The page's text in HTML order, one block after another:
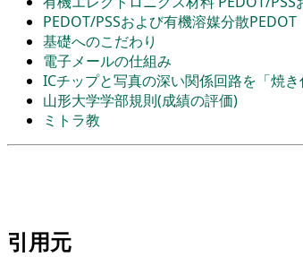
PEDOT/PSSおよび有機溶媒分散PEDOT
基礎へのこだわり
電子メールの仕組み
ICチップと写真の深い関係回路を「焼
山形大学学部規則(成績の評価)
ミトラ教
引用元